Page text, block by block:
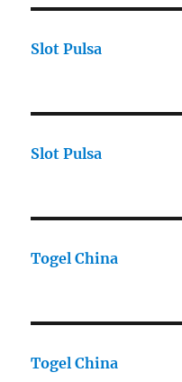
Slot Pulsa
Slot Pulsa
Togel China
Togel China